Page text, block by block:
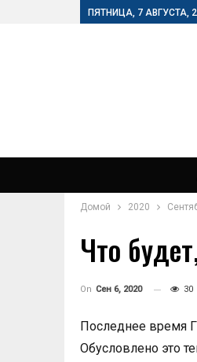
ПЯТНИЦА, 7 АВГУСТА,
Домой 2020
Что
On Сен 6, 2020 30
Последнее время
Обусловлено это